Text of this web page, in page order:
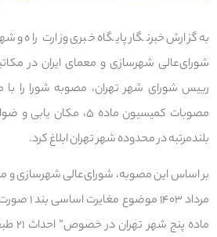
به گزارش خبرنگار پایگاه خبری وزارت راه و
شورای‌عالی شهرسازی و معمای ایران در
رییس شورای شهر تهران، مصوبه شورا را
مصوبات کمیسیون ماده ۵،
بلندمرتبه در محدوده شهر تهران ابلاغ کرد.
ماده